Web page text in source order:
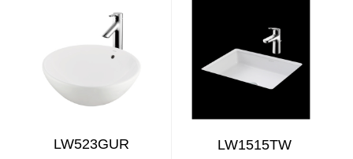
LW523GUR LW1515TW